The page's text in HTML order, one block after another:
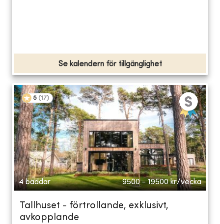
Se kalendern för tillgänglighet
5 (17)
4 bäddar 9500 - 19500 kr/vecka
Tallhuset - förtrollande, exklusivt,
avkopplande